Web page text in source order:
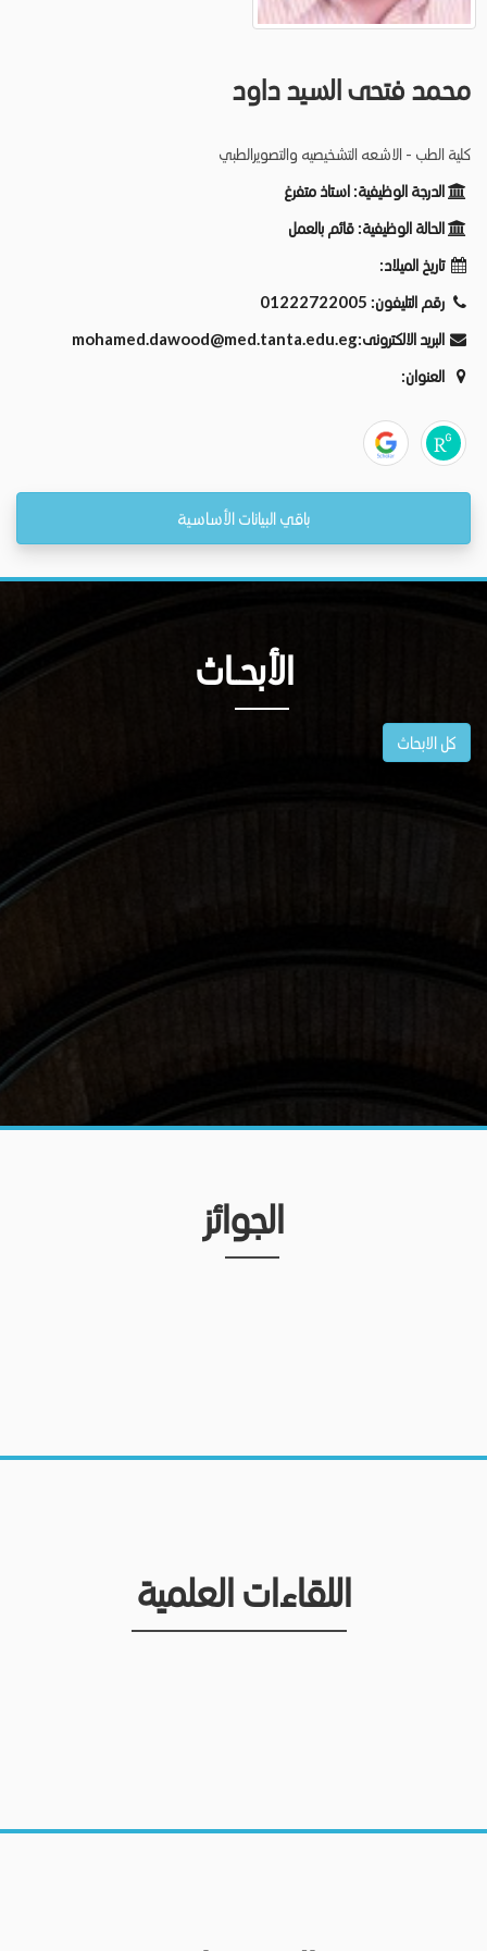
محمد فتحى السيد داود
كلية الطب - الاشعه التشخيصيه والتصويرالطبي
الدرجة الوظيفية: استاذ متفرغ
الحالة الوظيفية: قائم بالعمل
تاريخ الميلاد:
رقم التليفون: 01222722005
البريد الالكترونى:mohamed.dawood@med.tanta.edu.eg
العنوان:
باقي البيانات الأساسية
الأبحــاث
كل الابحاث
الجوائز
اللقاءات العلمية